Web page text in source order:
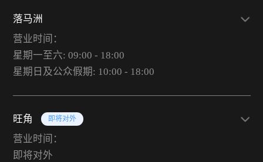
落马洲
营业时间：
星期一至六: 09:00 - 18:00
星期日及公众假期: 10:00 - 18:00
旺角 即将对外
营业时间：
即将对外